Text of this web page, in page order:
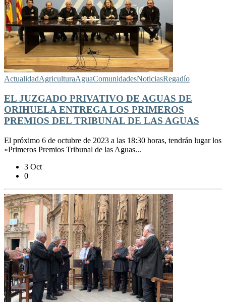
ActualidadAgriculturaAguaComunidadesNoticiasRegadío
EL JUZGADO PRIVATIVO DE AGUAS DE
ORIHUELA ENTREGA LOS PRIMEROS
PREMIOS DEL TRIBUNAL DE LAS AGUAS
El próximo 6 de octubre de 2023 a las 18:30 horas, tendrán lugar los
«Primeros Premios Tribunal de las Aguas...
3 Oct
0